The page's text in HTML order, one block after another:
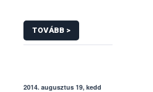
TOVÁBB >
2014. augusztus 19, kedd